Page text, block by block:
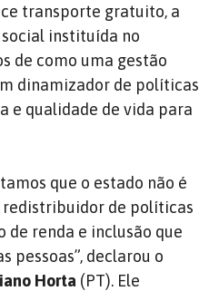
transporte gratuito, a
instituída no
de como uma gestão
dinamizador de políticas
e qualidade de vida para
que o estado não é
redistribuidor de políticas
de renda e inclusão que
pessoas”, declarou o
Horta (PT). Ele